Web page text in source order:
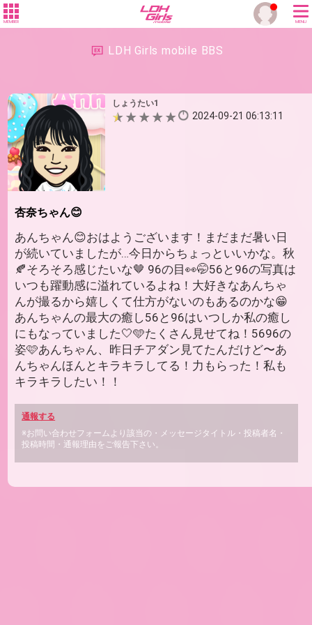
MEMBER MENU
LDH Girls mobile BBS
しょうたい1
2024-09-21 06:13:11
杏奈ちゃん😊
あんちゃん😊おはようございます！まだまだ暑い日
が続いていましたが…今日からちょっといいかな。秋
🍂そろそろ感じたいな🤎 96の目👀🤭56と96の写真は
いつも躍動感に溢れているよね！大好きなあんちゃ
んが撮るから嬉しくて仕方がないのもあるのかな😁
あんちゃんの最大の癒し56と96はいつしか私の癒し
にもなっていました🤍🩵たくさん見せてね！5696の
姿🩷あんちゃん、昨日チアダン見てたんだけど〜あ
んちゃんほんとキラキラしてる！力もらった！私も
キラキラしたい！！
通報する
※お問い合わせフォームより該当の・メッセージタイトル・投稿者名・
投稿時間・通報理由をご報告下さい。